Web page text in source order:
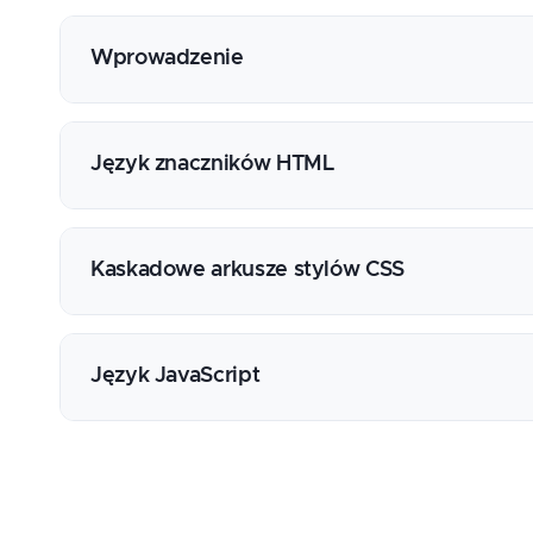
Wprowadzenie
HTML, CSS i JavaScript - możliwości i zakres
Język znaczników HTML
Struktura dokumentu
Tworzenie i obsługa formularzy
Kaskadowe arkusze stylów CSS
Metody osadzania stylów w dokumencie
Język JavaScript